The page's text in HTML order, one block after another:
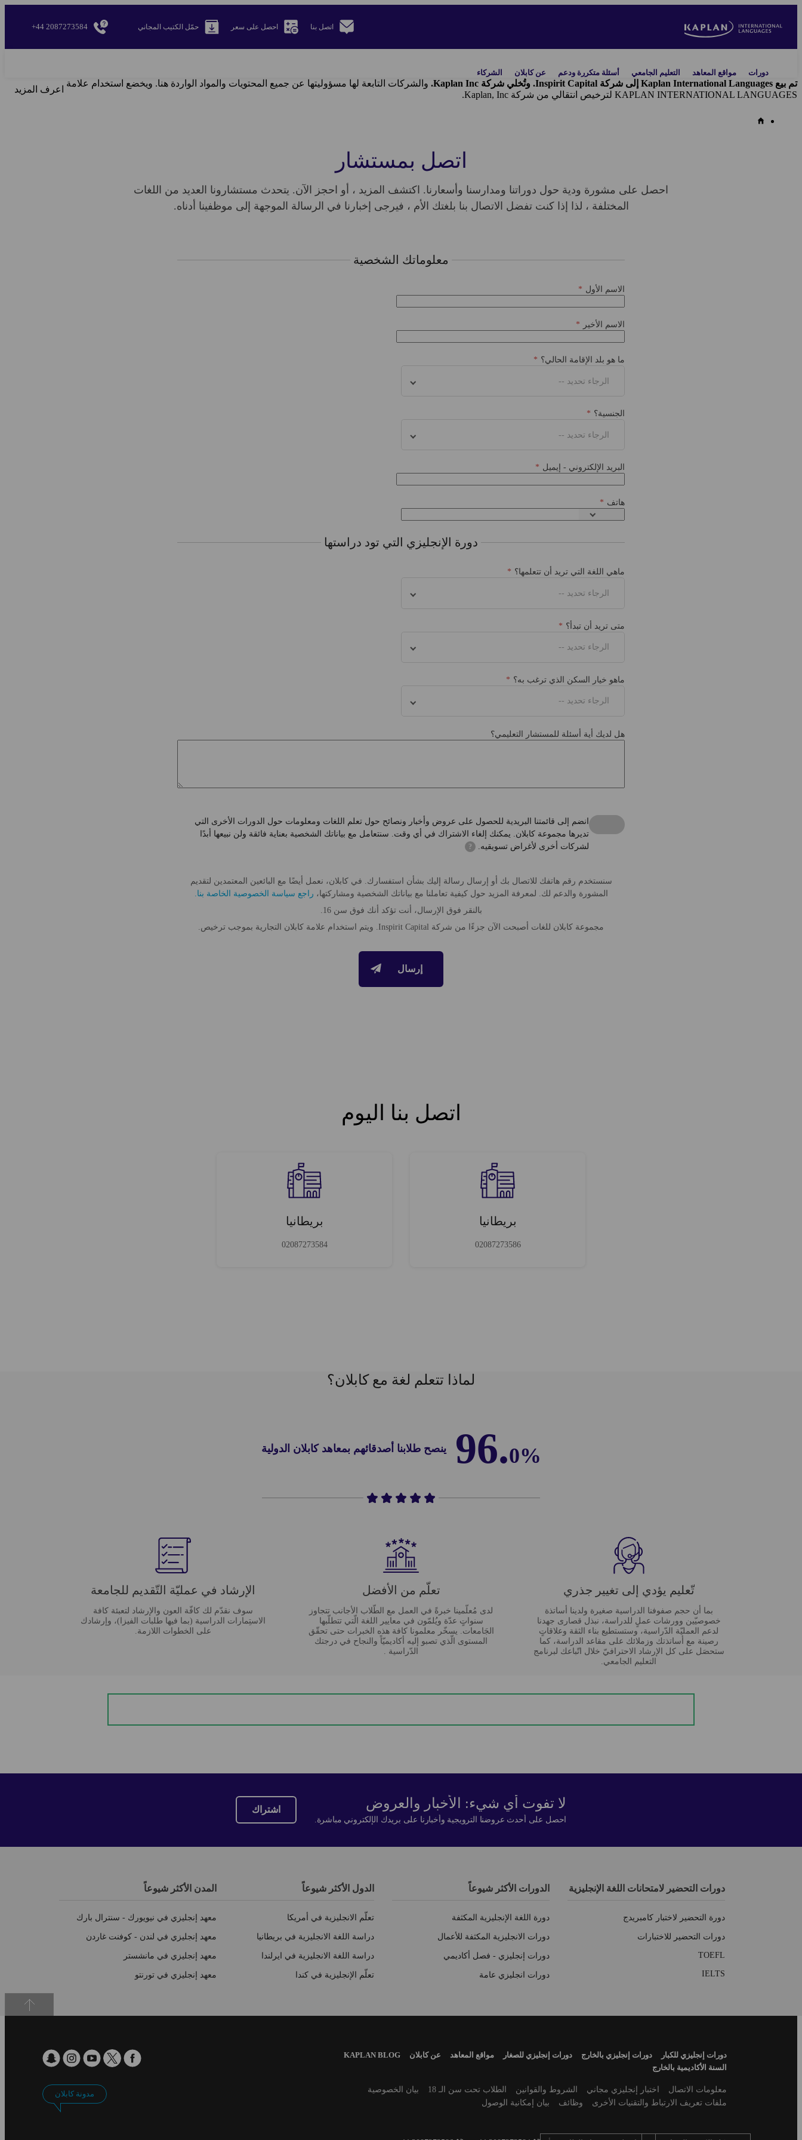
main
اتصل بنا احصل على سعر حمّل الكتيب المجاني +44 2087273584
navigationدورات مواقع المعاهد التعليم الجامعي أسئلة متكررة ودعم عن كابلان الشركاء
تم بيع Kaplan International Languages إلى شركة Inspirit Capital. وتُخلي شركة Kaplan Inc.
والشركات التابعة لها مسؤوليتها عن جميع المحتويات والمواد الواردة هنا. ويخضع استخدام علامة
KAPLAN INTERNATIONAL LANGUAGES لترخيص انتقالي من شركة Kaplan, Inc.
اعرف المزيد
اتصل بمستشار
احصل على مشورة ودية حول دوراتنا ومدارسنا وأسعارنا. اكتشف المزيد ، أو احجز الآن. يتحدث مستشارونا العديد من اللغات
المختلفة ، لذا إذا كنت تفضل الاتصال بنا بلغتك الأم ، فيرجى إخبارنا في الرسالة الموجهة إلى موظفينا أدناه.
معلوماتك الشخصية
الاسم الأول
الاسم الأخير
ما هو بلد الإقامة الحالي؟
الرجاء تحديد --
الجنسية؟
الرجاء تحديد --
البريد الإلكتروني - إيميل
هاتف
دورة الإنجليزي التي تود دراستها
ماهي اللغة التي تريد أن تتعلمها؟
الرجاء تحديد --
متى تريد أن تبدأ؟
الرجاء تحديد --
ماهو خيار السكن الذي ترغب به؟
الرجاء تحديد --
هل لديك أية أسئلة للمستشار التعليمي؟
انضم إلى قائمتنا البريدية للحصول على عروض وأخبار ونصائح حول تعلم اللغات ومعلومات حول الدورات الأخرى التي
تديرها مجموعة كابلان. يمكنك إلغاء الاشتراك في أي وقت. سنتعامل مع بياناتك الشخصية بعناية فائقة ولن نبيعها أبدًا
لشركات أخرى لأغراض تسويقيه.
?
سنستخدم رقم هاتفك للاتصال بك أو إرسال رسالة إليك بشأن استفسارك. في كابلان، نعمل أيضًا مع البائعين المعتمدين لتقديم
المشورة والدعم لك. لمعرفة المزيد حول كيفية تعاملنا مع بياناتك الشخصية ومشاركتها، راجع سياسة الخصوصية الخاصة بنا.
بالنقر فوق الإرسال، أنت تؤكد أنك فوق سن 16.
مجموعة كابلان للغات أصبحت الآن جزءًا من شركة Inspirit Capital. ويتم استخدام علامة كابلان التجارية بموجب ترخيص.
إرسال
اتصل بنا اليوم
بريطانيا
02087273586
بريطانيا
02087273584
لماذا تتعلم لغة مع كابلان؟
96.0% ينصح طلابنا أصدقائهم بمعاهد كابلان الدولية
تّعليم يؤدي إلى تغيير جذري
بما أن حجم صفوفنا الدراسية صغيرة ولدينا أساتذة
خصوصيّين وورشات عملٍ للدراسة، نبذل قصارى جهدنا
لدعم العمليّة الدّراسية، وستستطيع بناء الثقة وعلاقاتٍ
رصينة مع أساتذتك وزملائك على مقاعد الدراسة، كما
ستحصَل على كل الإرشاد الاحترافيّ خلال اتّباعك لبرنامج
التعليم الجامعي.
تعلّم من الأفضل
لدى مُعلّمينا خبرةً في العمل مع الطّلاب الأجانب تتجاوز
سنواتٍ عدّة ويُلمّون في معايير اللغة الّتي تتطلّبها
الجَامعات. يسخّر معلمونا كافة هذه الخبرات حتى تحقّق
المستوى الّذي تصبو إليه أكاديميّاً والنجاح في درجتك
الدّراسية .
الإرشاد في عمليّة التّقديم للجامعة
سوف نقدّم لك كافّة العون والإرشاد لتعبئة كافة
الاستِمارات الدراسية (بما فيها طلبات الفيزا)، وإرشادك
على الخطوات اللازمة.
لا تفوت أي شيء: الأخبار والعروض
احصل على أحدث عروضنا الترويجية وأخبارنا على بريدك الإلكتروني مباشرة.
اشتراك
دورات التحضير لامتحانات اللغة الإنجليزية
دورة التحضير لاختبار كامبريدج
دورات التحضير للاختبارات
TOEFL
IELTS
الدورات الأكثر شيوعاً
دورة اللغة الإنجليزية المكثفة
دورات الانجليزية المكثفة للأعمال
دورات إنجليزي - فصل أكاديمي
دورات انجليزي عامة
الدول الأكثر شيوعاً
تعلّم الانجليزية في أمريكا
دراسة اللغة الانجليزية في بريطانيا
دراسة اللغة الانجليزية في ايرلندا
تعلّم الإنجليزية في كندا
المدن الأكثر شيوعاً
معهد إنجليزي في نيويورك - سنترال بارك
معهد إنجليزي في لندن - كوفنت غاردن
معهد إنجليزي في مانشستر
معهد إنجليزي في تورنتو
Footerدورات إنجليزي للكبار دورات إنجليزي بالخارج دورات إنجليزي للصغار مواقع المعاهد عن كابلان
KAPLAN BLOG
السنة الأكاديمية بالخارج
Secondaryمعلومات الاتصال اختبار إنجليزي مجاني الشروط والقوانين الطلاب تحت سن الـ 18
بيان الخصوصية
ملفات تعريف الارتباط والتقنيات الأخرى
وظائف بيان إمكانية الوصول
مدونة كابلان